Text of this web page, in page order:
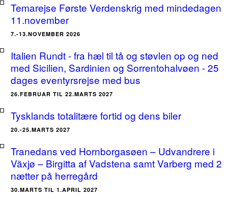
Temarejse Første Verdenskrig med mindedagen
11.november
7.-13.NOVEMBER 2026
Italien Rundt - fra hæl til tå og støvlen op og ned
med Sicilien, Sardinien og Sorrentohalvøen - 25
dages eventyrsrejse med bus
26.FEBRUAR TIL 22.MARTS 2027
Tysklands totalitære fortid og dens biler
20.-25.MARTS 2027
Tranedans ved Hornborgasøen – Udvandrere i
Växjø – Birgitta af Vadstena samt Varberg med 2
nætter på herregård
30.MARTS TIL 1.APRIL 2027